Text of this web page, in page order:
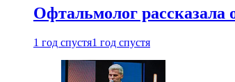
Офтальмолог рассказала
1 год спустя1 год спустя